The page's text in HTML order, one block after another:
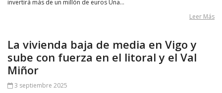
invertirá más de un millón de euros Una…
Leer Más
La vivienda baja de media en Vigo y
sube con fuerza en el litoral y el Val
Miñor
3 septiembre 2025